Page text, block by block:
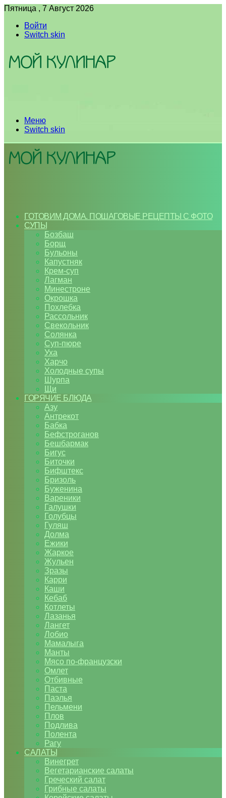
Пятница , 7 Август 2026
Войти
Switch skin
Меню
Switch skin
ГОТОВИМ ДОМА. ПОШАГОВЫЕ РЕЦЕПТЫ С ФОТО
СУПЫ
Бозбаш
Борщ
Бульоны
Капустняк
Крем-суп
Лагман
Минестроне
Окрошка
Похлебка
Рассольник
Свекольник
Солянка
Суп-пюре
Уха
Харчо
Холодные супы
Шурпа
Щи
ГОРЯЧИЕ БЛЮДА
Азу
Антрекот
Бабка
Бефстроганов
Бешбармак
Бигус
Биточки
Бифштекс
Бризоль
Буженина
Вареники
Галушки
Голубцы
Гуляш
Долма
Ежики
Жаркое
Жульен
Зразы
Карри
Каши
Кебаб
Котлеты
Лазанья
Лангет
Лобио
Мамалыга
Манты
Мясо по-французски
Омлет
Отбивные
Паста
Паэлья
Пельмени
Плов
Подлива
Полента
Рагу
САЛАТЫ
Винегрет
Вегетарианские салаты
Греческий салат
Грибные салаты